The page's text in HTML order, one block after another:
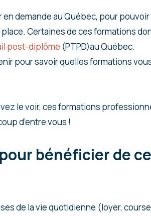
demande au Québec, pour
Certaines de ces formations
post-diplôme (PTPD)au Québec.
pour savoir quelles formations
le voir, ces formations
d’entre vous !
bénéficier de
de la vie quotidienne (loyer,